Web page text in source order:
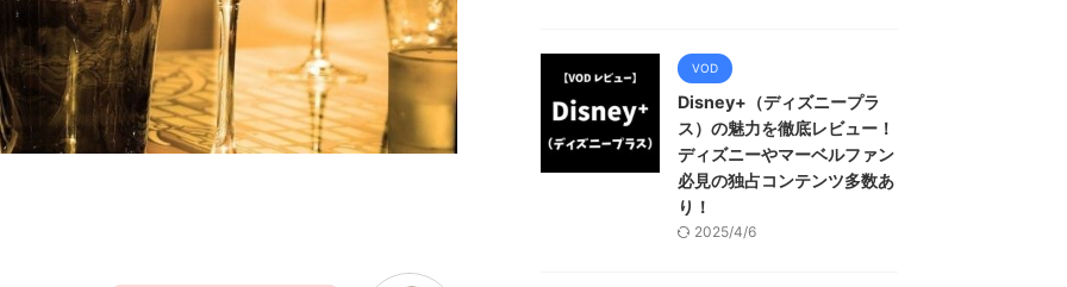
VOD
Disney+（ディズニープラ
ス）の魅力を徹底レビュー！
ディズニーやマーベルファン
必見の独占コンテンツ多数あ
り！
2025/4/6